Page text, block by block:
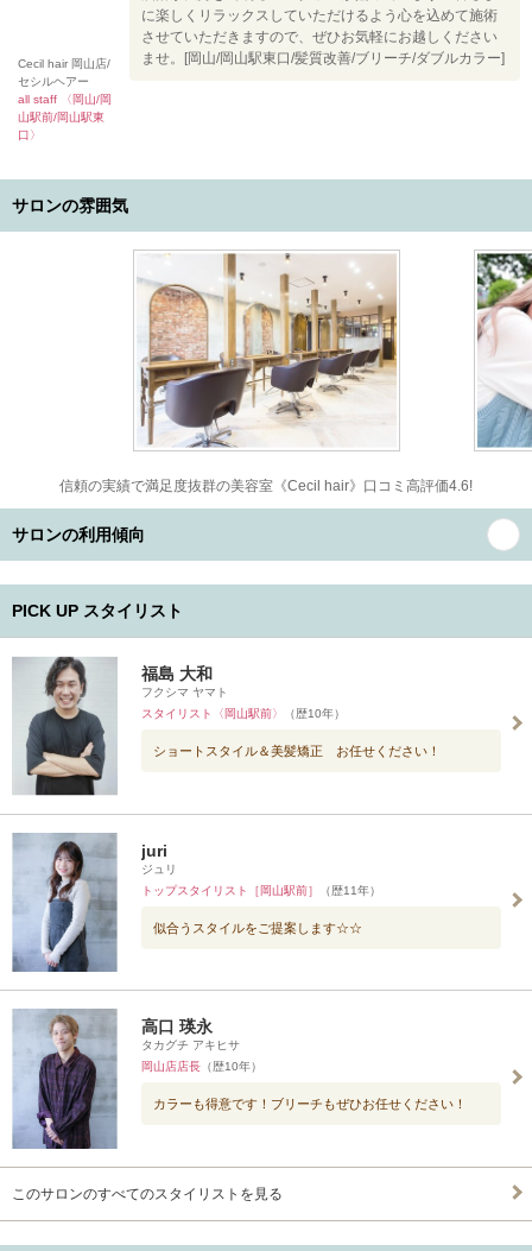
Cecil hair 岡山店/
セシルヘアー
all staff 〈岡山/岡
山駅前/岡山駅東
口〉
に楽しくリラックスしていただけるよう心を込めて施術
させていただきますので、ぜひお気軽にお越しください
ませ。[岡山/岡山駅東口/髪質改善/ブリーチ/ダブルカラー]
サロンの雰囲気
信頼の実績で満足度抜群の美容室《Cecil hair》口コミ高評価4.6!
サロンの利用傾向
PICK UP スタイリスト
福島 大和
フクシマ ヤマト
スタイリスト〈岡山駅前〉
（歴10年）
ショートスタイル＆美髪矯正 お任せください！
juri
ジュリ
トップスタイリスト［岡山駅前］
（歴11年）
似合うスタイルをご提案します☆☆
高口 瑛永
タカグチ アキヒサ
岡山店店長 （歴10年）
カラーも得意です！ブリーチもぜひお任せください！
このサロンのすべてのスタイリストを見る